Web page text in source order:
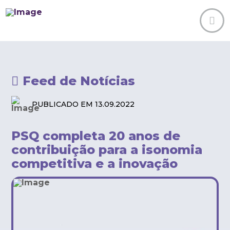
Feed de Notícias
PUBLICADO EM 13.09.2022
PSQ completa 20 anos de
contribuição para a isonomia
competitiva e a inovação